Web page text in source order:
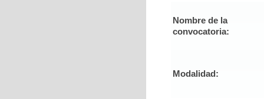
Nombre de la
convocatoria:
Modalidad: